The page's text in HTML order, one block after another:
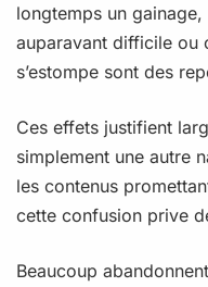
longtemps un
auparavant difficile ou
s’estompe sont des
Ces effets justifient
simplement une autre
les contenus
cette confusion prive
Beaucoup